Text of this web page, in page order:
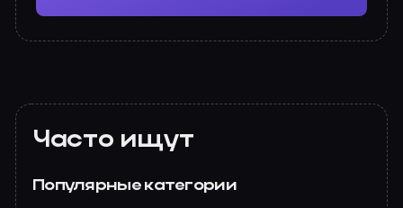
Часто ищут
Популярные категории